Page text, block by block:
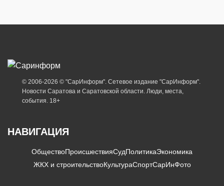
© 2006-2026 © "СарИнформ". Сетевое издание "СарИнформ".
Новости Саратова и Саратовской области. Люди, места,
события. 18+
НАВИГАЦИЯ
ОбществоПроисшествияСудПолитикаЭкономика
ЖКХ и строительствоКультураСпортСарИнФото